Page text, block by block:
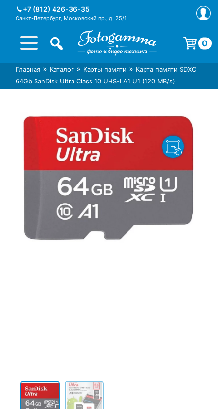
+7 (812) 426-36-35
Санкт-Петербург, Московский пр., д. 25/1
Интернет-магазин фототехники
Foto-Gamma в СПб
Магазин фотоаксессуаров foto-
gamma.ru
0
Корзина пуста.
Главная » Каталог » Карты памяти » Карта памяти SDXC
64Gb SanDisk Ultra Class 10 UHS-I A1 U1 (120 MB/s)